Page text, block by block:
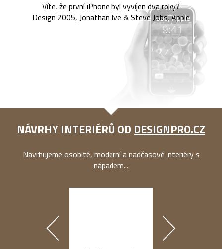
Víte, že první iPhone byl vyvíjen dva roky?
Design 2005, Jonathan Ive & Steve Jobs, Apple
NÁVRHY INTERIÉRŮ OD DESIGNPRO.CZ
Navrhujeme osobité, moderní a nadčasové interiéry s
nápadem...